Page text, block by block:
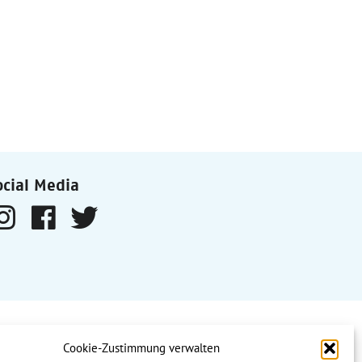
Cookie-Zustimmung verwalten
Media
durch Teilhabe“